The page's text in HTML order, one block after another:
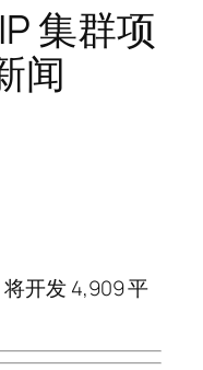
集群项
闻
开发 4,909 平